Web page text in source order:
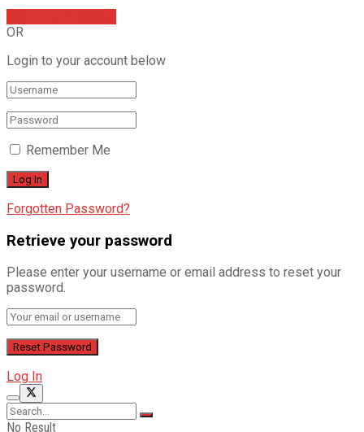
OR
Login to your account below
Remember Me
Forgotten Password?
Retrieve your password
Please enter your username or email address to reset your
password.
Log In
No Result